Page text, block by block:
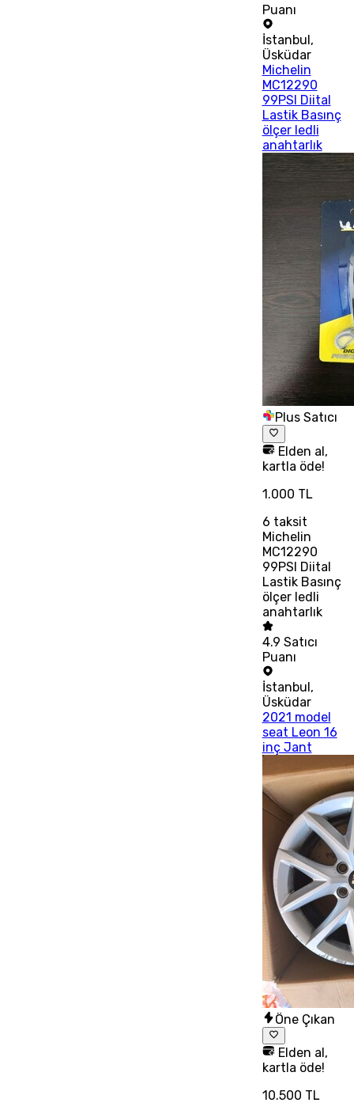
Puanı
İstanbul ,
Üsküdar
Michelin
MC12290
99PSI Diital
Lastik Basınç
ölçer ledli
anahtarlık
Plus Satıcı
Elden al,
kartla öde!
1.000 TL
6 taksit
Michelin
MC12290
99PSI Diital
Lastik Basınç
ölçer ledli
anahtarlık
4.9 Satıcı
Puanı
İstanbul,
Üsküdar
2021 model
seat Leon 16
inç Jant
Öne Çıkan
Elden al,
kartla öde!
10.500 TL